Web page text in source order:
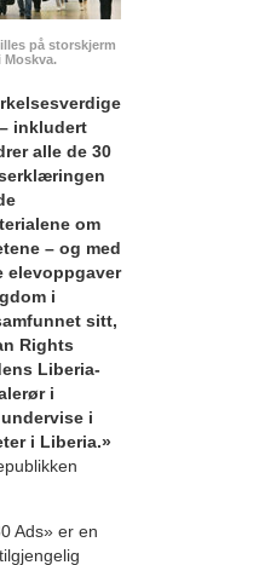
på storskjerm
Moskva.
inkludert
alle de 30
om
– og med
elevoppgaver
i
sitt,
Rights
Liberia-
i
i
i Liberia.»
Ads» er en